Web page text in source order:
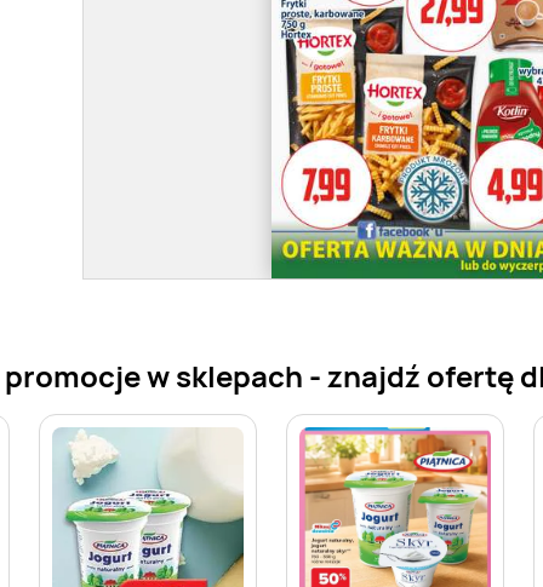
w sklepach - znajdź ofertę